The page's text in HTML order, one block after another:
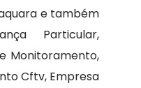
e também
Particular,
Monitoramento,
Cftv, Empresa